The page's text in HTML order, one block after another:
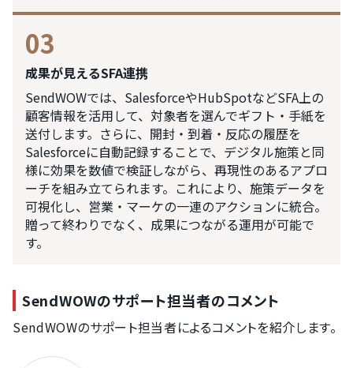
03
成果が見えるSFA連携
SendWOWでは、SalesforceやHubSpotなどSFA上の
顧客情報を活用して、対象者を選んでギフト・手紙を
送付します。さらに、開封・到着・反応の履歴を
Salesforceに自動記録することで、デジタル施策と同
様に効果を数値で検証しながら、再現性のあるアプロ
ーチを組み立てられます。これにより、施策データを
可視化し、営業・マーケの一連のアクションに統合。
贈って終わりでなく、成果につながる運用が可能で
す。
SendWOWのサポート担当者のコメント
SendWOWのサポート担当者によるコメントを紹介します。